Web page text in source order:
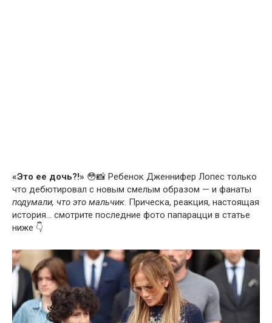
«Это ее дочь?!» 😳📸 Ребенок Дженнифер Лопес только
что дебютировал с новым смелым образом — и фанаты
подумали, что это мальчик. Прическа, реакция, настоящая
история… смотрите последние фото папарацци в статье
ниже 👇